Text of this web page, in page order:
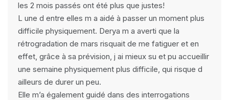
les 2 mois passés ont été plus que justes!
L une d entre elles m a aidé à passer un moment plus
difficile physiquement. Derya m a averti que la
rétrogradation de mars risquait de me fatiguer et en
effet, grâce à sa prévision, j ai mieux su et pu accueillir
une semaine physiquement plus difficile, qui risque d
ailleurs de durer un peu.
Elle m’a également guidé dans des interrogations